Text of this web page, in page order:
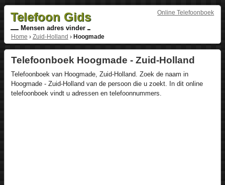
Online Telefoonboek
Telefoon Gids
Mensen adres vinder
Home › Zuid-Holland › Hoogmade
Telefoonboek Hoogmade - Zuid-Holland
Telefoonboek van Hoogmade, Zuid-Holland. Zoek de naam in
Hoogmade - Zuid-Holland van de persoon die u zoekt. In dit online
telefoonboek vindt u adressen en telefoonnummers.